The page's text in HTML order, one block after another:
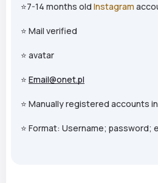
⭐7-14 months old Instagram
⭐ Mail verified
⭐ avatar
⭐ Email@onet.pl
⭐ Manually registered accounts
⭐ Format: Username; password;